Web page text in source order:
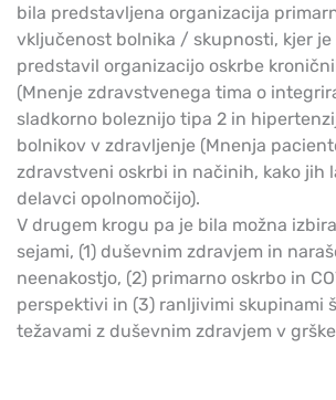
bila predstavljena organizacija
vključenost bolnika / skupnosti, kjer je
predstavil organizacijo oskrbe
(Mnenje zdravstvenega tima o
sladkorno boleznijo tipa 2 in
bolnikov v zdravljenje (Mnenja
zdravstveni oskrbi in načinih, kako jih
delavci opolnomočijo).
V drugem krogu pa je bila možna
sejami, (1) duševnim zdravjem in
neenakostjo, (2) primarno oskrbo in
perspektivi in (3) ranljivimi skupinami
težavami z duševnim zdravjem v